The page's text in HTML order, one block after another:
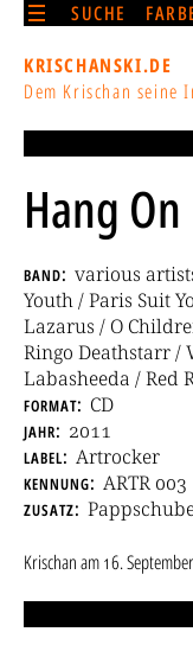
SUCHE
KRISCHANSKI.DE
Dem Krischan seine
Hang On
band various
Youth / Paris Suit
Lazarus / O
Ringo Deathstarr /
Labasheeda / Red
format CD
jahr 2011
label Artrocker
kennung ARTR 003
zusatz
Krischanam16.